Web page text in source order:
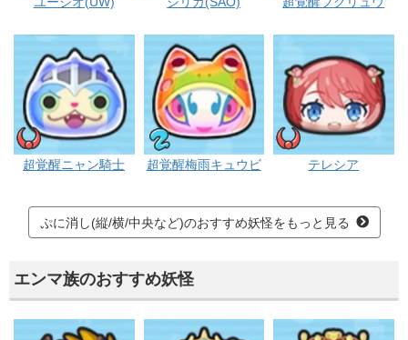
イサマシ
超覚醒ニャン騎士
ニョロロン
超覚醒梅雨キュウビ
イサマシ
テレシア
ぷに消し(縦/横/中央など)のおすすめ妖怪をもっと見る
エンマ族のおすすめ妖怪